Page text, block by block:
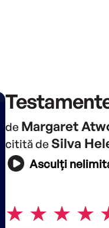
de Margaret
citită de Silva
Asculți